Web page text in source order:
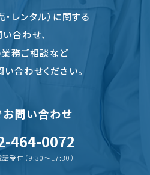
レンタル）に関する
合わせ、
務ご相談など
合わせください。
お問い合わせ
464-0072
話受付（9:30〜17:30）